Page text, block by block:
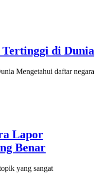
Tertinggi di Dunia
Mengetahui daftar negara
Lapor
Benar
yang sangat